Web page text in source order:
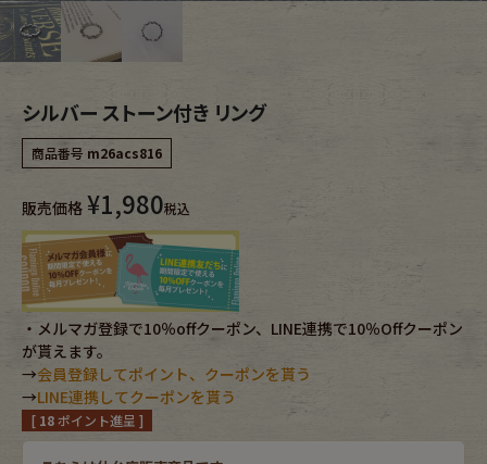
Bottoms
レディース商品カテゴリーから探す
Tops
Outer
Fafatt
小物・アクセサリーから探す
Eye Wear Cap
シルバー ストーン付き リング
商品番号 m26acs816
販売価格 ¥1,980税込
・メルマガ登録で10％offクーポン、LINE連携で10％Offクーポン
が貰えます。
→会員登録してポイント、クーポンを貰う
→LINE連携してクーポンを貰う
[ 18ポイント進呈 ]